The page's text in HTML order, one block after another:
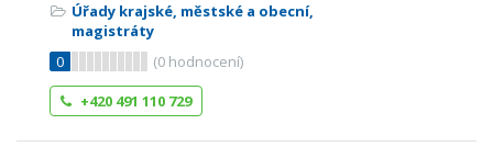
Úřady krajské, městské a obecní,
magistráty
0
(0 hodnocení)
+420 491 110 729